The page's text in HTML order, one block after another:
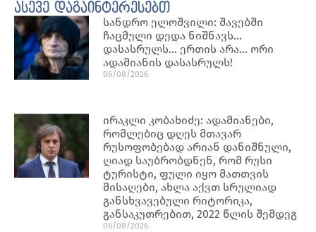
ასევე დაგაინტერესებთ
სანდრო ელოშვილი: შავებში
ჩაცმული დედა ნიშნავს…
დასასრულს… ერთის არა… ორი
ადამიანის დასასრულს!
06/08/2026
ირაკლი კობახიძე: ადამიანები,
რომლებიც დღეს მთავარ
რუსოფობებად არიან დანიშნული,
ღიად საუბრობდნენ, რომ რუსი
ტურისტი, ფული იყო მათთვის
მისაღები, ახლა აქვთ სრულიად
განსხვავებული რიტორიკა,
განსაკუთრებით, 2022 წლის შემდეგ
06/08/2026